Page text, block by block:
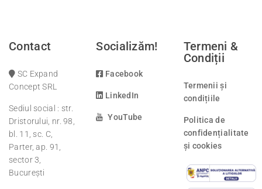
Contact
SC Expand
Concept SRL
Sediul social : str.
Dristorului, nr. 98,
bl. 11, sc. C,
Parter, ap. 91,
sector 3,
București
Socializăm!
Facebook
LinkedIn
YouTube
Termeni &
Condiții
Termenii și
condițiile
Politica de
confidențialitate
și cookies